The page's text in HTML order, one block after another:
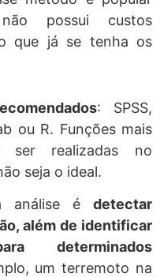
possui custos
que já se tenha os
: SPSS,
ou R. Funções mais
ser realizadas no
seja o ideal.
análise é detectar
além de identificar
determinados
um terremoto na